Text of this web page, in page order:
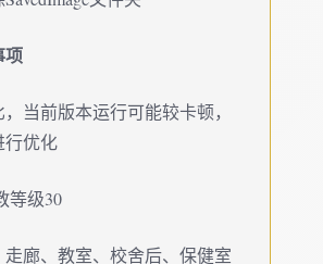
项
当前版本运行可能较卡顿，
行优化
等级30
廊、教室、校舍后、保健室